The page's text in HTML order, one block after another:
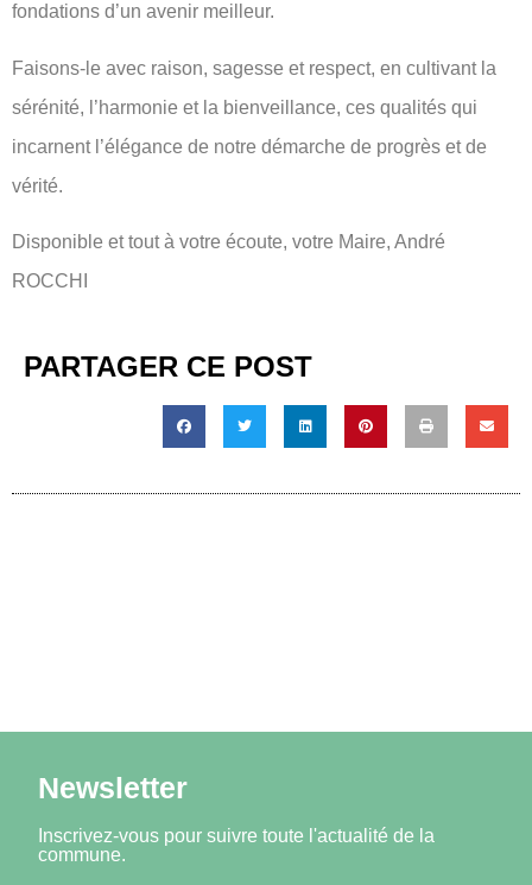
fondations d’un avenir meilleur.
Faisons-le avec raison, sagesse et respect, en cultivant la
sérénité, l’harmonie et la bienveillance, ces qualités qui
incarnent l’élégance de notre démarche de progrès et de
vérité.
Disponible et tout à votre écoute, votre Maire, André
ROCCHI
PARTAGER CE POST
Newsletter
Inscrivez-vous pour suivre toute l'actualité de la
commune.